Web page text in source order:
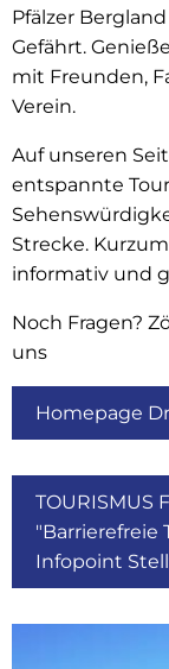
Pfälzer
Gefährt.
mit Freunden,
Verein.
Auf unseren
entspannte
Strecke.
informativ und
Noch Fragen?
uns
Homepage
TOURISMUS
"Barrierefreie
Infopoint